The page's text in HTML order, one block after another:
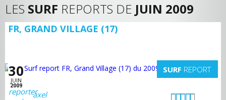
LES SURF REPORTS DE JUIN 2009
FR, GRAND VILLAGE (17)
30
JUIN
2009
SURF REPORT
axel